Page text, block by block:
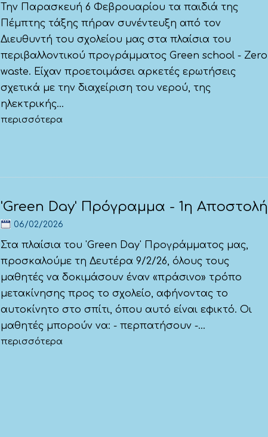
Την Παρασκευή 6 Φεβρουαρίου τα παιδιά της
Πέμπτης τάξης πήραν συνέντευξη από τον
Διευθυντή του σχολείου μας στα πλαίσια του
περιβαλλοντικού προγράμματος Green school - Zero
waste. Είχαν προετοιμάσει αρκετές ερωτήσεις
σχετικά με την διαχείριση του νερού, της
ηλεκτρικής...
περισσότερα
'Green Day' Πρόγραμμα - 1η Αποστολή
06/02/2026
Στα πλαίσια του 'Green Day' Προγράμματος μας,
προσκαλούμε τη Δευτέρα 9/2/26, όλους τους
μαθητές να δοκιμάσουν έναν «πράσινο» τρόπο
μετακίνησης προς το σχολείο, αφήνοντας το
αυτοκίνητο στο σπίτι, όπου αυτό είναι εφικτό. Οι
μαθητές μπορούν να: - περπατήσουν -...
περισσότερα